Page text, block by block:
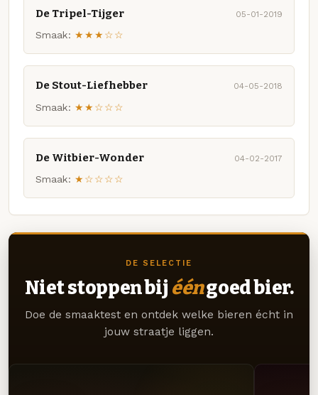
De Tripel-Tijger 05-01-2019
Smaak: ★★★☆☆
De Stout-Liefhebber 04-05-2018
Smaak: ★★☆☆☆
De Witbier-Wonder 04-02-2017
Smaak: ★☆☆☆☆
DE SELECTIE
Niet stoppen bij ééngoed bier.
Doe de smaaktest en ontdek welke bieren écht in
jouw straatje liggen.